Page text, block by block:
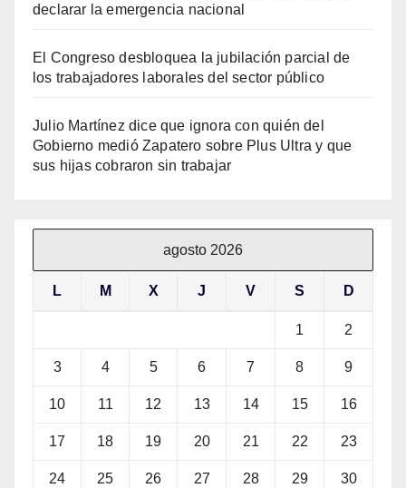
declarar la emergencia nacional
El Congreso desbloquea la jubilación parcial de
los trabajadores laborales del sector público
Julio Martínez dice que ignora con quién del
Gobierno medió Zapatero sobre Plus Ultra y que
sus hijas cobraron sin trabajar
agosto 2026
L M X J V S D
1 2
3 4 5 6 7 8 9
10 11 12 13 14 15 16
17 18 19 20 21 22 23
24 25 26 27 28 29 30